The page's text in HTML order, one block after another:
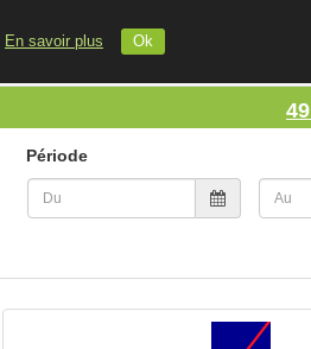
INSCRIVEZ VOTRE
En savoir plus Ok
Période